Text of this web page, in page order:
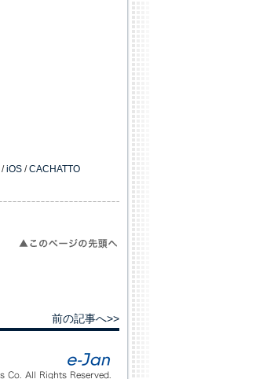
/iOS /CACHATTO
前の記事へ>>